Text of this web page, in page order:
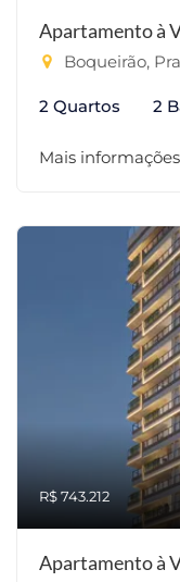
Apartamento à
Boqueirão,
2 Quartos 2
Mais informações
R$ 743.212
Apartamento à